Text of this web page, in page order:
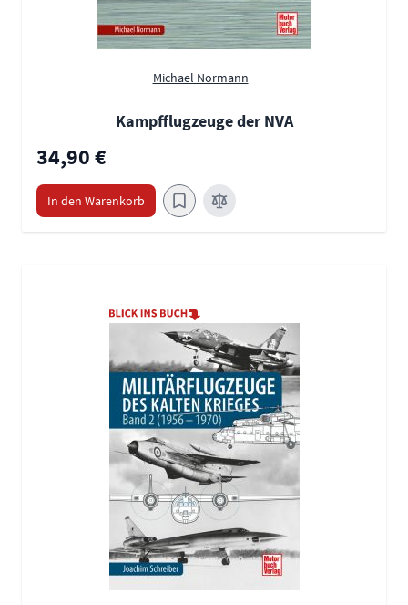
Michael Normann
Kampfflugzeuge der NVA
34,90 €
In den Warenkorb